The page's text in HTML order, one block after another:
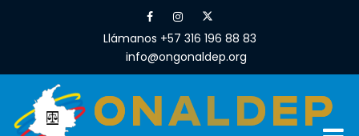
Llámanos +57 316 196 88 83
info@ongonaldep.org